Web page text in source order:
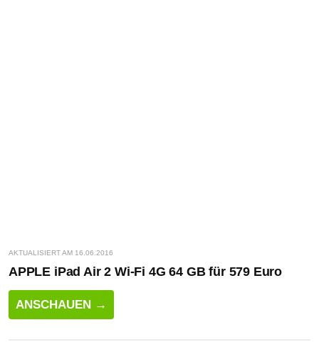
AKTUALISIERT AM 16.06.2016
APPLE iPad Air 2 Wi-Fi 4G 64 GB für 579 Euro
ANSCHAUEN →